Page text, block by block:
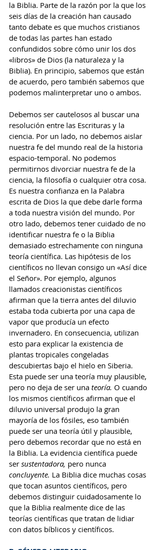
la Biblia. Parte de la razón por la que los
seis días de la creación han causado
tanto debate es que muchos cristianos
de todas las partes han estado
confundidos sobre cómo unir los dos
«libros» de Dios (la naturaleza y la
Biblia). En principio, sabemos que están
de acuerdo, pero también sabemos que
podemos malinterpretar uno o ambos.
Debemos ser cautelosos al buscar una
resolución entre las Escrituras y la
ciencia. Por un lado, no debemos aislar
nuestra fe del mundo real de la historia
espacio-temporal. No podemos
permitirnos divorciar nuestra fe de la
ciencia, la filosofía o cualquier otra cosa.
Es nuestra confianza en la Palabra
escrita de Dios la que debe darle forma
a toda nuestra visión del mundo. Por
otro lado, debemos tener cuidado de no
identificar nuestra fe o la Biblia
demasiado estrechamente con ninguna
teoría científica. Las hipótesis de los
científicos no llevan consigo un «Así dice
el Señor». Por ejemplo, algunos
llamados creacionistas científicos
afirman que la tierra antes del diluvio
estaba toda cubierta por una capa de
vapor que producía un efecto
invernadero. En consecuencia, utilizan
esto para explicar la existencia de
plantas tropicales congeladas
descubiertas bajo el hielo en Siberia.
Esta puede ser una teoría muy plausible,
pero no deja de ser una teoría. O cuando
los mismos científicos afirman que el
diluvio universal produjo la gran
mayoría de los fósiles, eso también
puede ser una teoría útil y plausible,
pero debemos recordar que no está en
la Biblia. La evidencia científica puede
ser sustentadora, pero nunca
concluyente. La Biblia dice muchas cosas
que tocan asuntos científicos, pero
debemos distinguir cuidadosamente lo
que la Biblia realmente dice de las
teorías científicas que tratan de lidiar
con datos bíblicos y científicos.